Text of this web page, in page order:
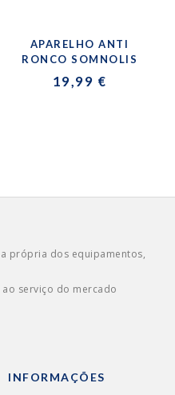
APARELHO ANTI
RONCO SOMNOLIS
19,99 €
própria dos equipamentos,
serviço do mercado
INFORMAÇÕES